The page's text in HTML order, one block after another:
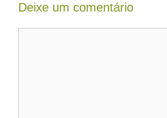
Deixe um comentário